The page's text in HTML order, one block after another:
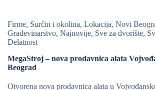
Firme, Surčin i okolina, Lokacija, Novi
Građevinarstvo, Najnovije, Sve za dvorište,
Delatnost
MegaStroj – nova prodavnica alata
Beograd
Otvorena nova prodavnica alata u